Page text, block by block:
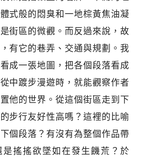
式般的悶臭和一地棕黃焦油凝
街區的微觀。而反過來說，故
有它的巷弄、交通與規劃。我
成一張地圖，把各個段落看成
中踱步漫遊時，就能觀察作者
他的世界。從這個街區走到下
步行友好性高嗎？這裡的比喻
個段落？有沒有為整個作品帶
是搖搖欲墜如在發生饑荒？於